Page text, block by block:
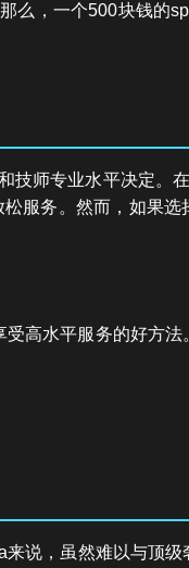
么，一个500块钱的
技师专业水平决定。
服务。然而，如果
高水平服务的好方
说，虽然难以与顶